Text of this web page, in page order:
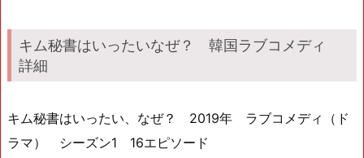
キム秘書はいったいなぜ？ 韓国ラブコメディ
詳細
キム秘書はいったい、なぜ？ 2019年 ラブコメディ（ド
ラマ） シーズン1 16エピソード